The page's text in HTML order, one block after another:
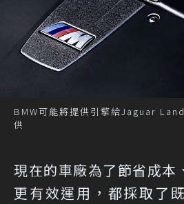
BMW可能將提供引擎給Jaguar
供
現在的車廠為了節省成本
更有效運用，都採取了